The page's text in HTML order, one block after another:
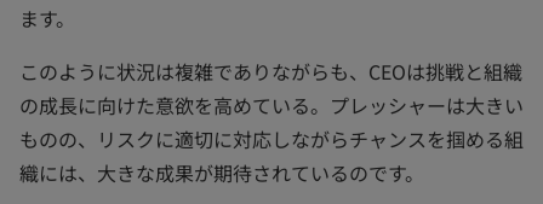
ます。
このように状況は複雑でありながらも、CEOは挑戦と組織
の成長に向けた意欲を高めている。プレッシャーは大きい
ものの、リスクに適切に対応しながらチャンスを掴める組
織には、大きな成果が期待されているのです。